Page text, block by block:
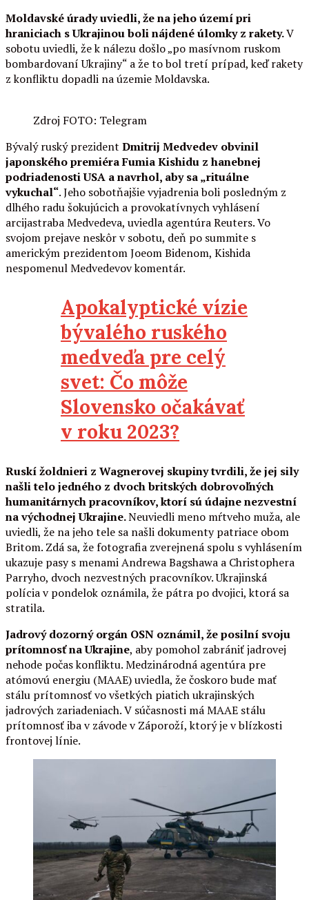
Moldavské úrady uviedli, žena jeho území pri
hraniciach s Ukrajinou boli nájdené úlomky z rakety.V
sobotu uviedli, že k nálezu došlo „po masívnom ruskom
bombardovaní Ukrajiny“ a že to bol tretí prípad, keď rakety
z konfliktu dopadli na územie Moldavska.
Zdroj FOTO: Telegram
Bývalý ruský prezident Dmitrij Medvedev obvinil
japonského premiéra Fumia Kishidu z hanebnej
podriadenosti USA anavrhol, aby sa „rituálne
vykuchal“. Jeho sobotňajšie vyjadrenia boli posledným z
dlhého radu šokujúcich a provokatívnych vyhlásení
arcijastraba Medvedeva, uviedla agentúra Reuters. Vo
svojom prejave neskôr v sobotu, deň po summite s
americkým prezidentom Joeom Bidenom, Kishida
nespomenul Medvedevov komentár.
Apokalyptické vízie
bývalého ruského
medveďa pre celý
svet: Čo môže
Slovensko očakávať
v roku 2023?
Ruskí žoldnieri z Wagnerovej skupiny tvrdili, že jej sily
našli telo jedného z dvoch britských dobrovoľných
humanitárnych pracovníkov, ktorí sú údajne nezvestní
na východnej Ukrajine.Neuviedli meno mŕtveho muža, ale
uviedli, že na jeho tele sa našli dokumenty patriace obom
Britom. Zdá sa, že fotografia zverejnená spolu s vyhlásením
ukazuje pasy s menami Andrewa Bagshawa a Christophera
Parryho, dvoch nezvestných pracovníkov. Ukrajinská
polícia v pondelok oznámila, že pátra po dvojici, ktorá sa
stratila.
Jadrový dozorný orgán OSN oznámil, že posilní svoju
prítomnosť na Ukrajine, aby pomohol zabrániť jadrovej
nehode počas konfliktu. Medzinárodná agentúra pre
atómovú energiu (MAAE) uviedla, že čoskoro bude mať
stálu prítomnosť vo všetkých piatich ukrajinských
jadrových zariadeniach. V súčasnosti má MAAE stálu
prítomnosť iba v závode v Záporoží, ktorý je v blízkosti
frontovej línie.